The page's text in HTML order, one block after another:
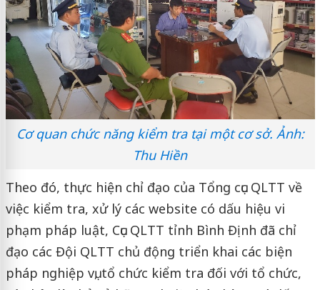
Cơ quan chức năng kiểm tra tại một cơ sở. Ảnh:
Thu Hiền
Theo đó, thực hiện chỉ đạo của Tổng cục QLTT về
việc kiểm tra, xử lý các website có dấu hiệu vi
phạm pháp luật, Cục QLTT tỉnh Bình Định đã chỉ
đạo các Đội QLTT chủ động triển khai các biện
pháp nghiệp vụ, tổ chức kiểm tra đối với tổ chức,